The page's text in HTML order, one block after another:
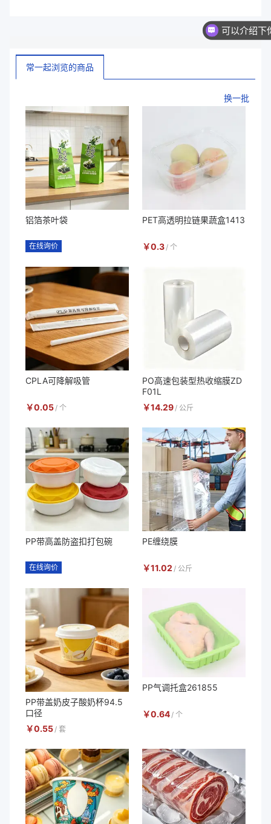
常一起浏览的商品
换一批
铝箔茶叶袋
在线询价
PET高透明拉链果蔬盒1413
￥0.3 / 个
CPLA可降解吸管
￥0.05 / 个
PO高速包装型热收缩膜ZD
F01L
￥14.29 / 公斤
PP带高盖防盗扣打包碗
在线询价
PE缠绕膜
￥11.02 / 公斤
PP带盖奶皮子酸奶杯94.5
口径
￥0.55 / 套
PP气调托盒261855
￥0.64 / 个